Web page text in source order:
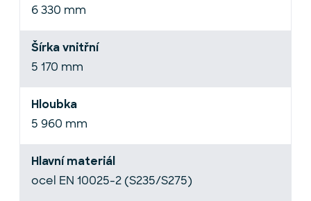
6 330 mm
Šírka vnitřní
5 170 mm
Hloubka
5 960 mm
Hlavní materiál
ocel EN 10025-2 (S235/S275)